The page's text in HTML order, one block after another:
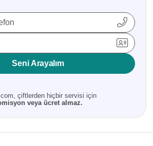
Seni Arayalım
çiftlerden hiçbir servisi için
veya ücret almaz.